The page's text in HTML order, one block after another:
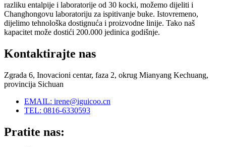
razliku entalpije i laboratorije od 30 kocki, možemo dijeliti i
Changhongovu laboratoriju za ispitivanje buke. Istovremeno,
dijelimo tehnološka dostignuća i proizvodne linije. Tako naš
kapacitet može dostići 200.000 jedinica godišnje.
Kontaktirajte nas
Zgrada 6, Inovacioni centar, faza 2, okrug Mianyang Kechuang,
provincija Sichuan
EMAIL: irene@iguicoo.cn
TEL: 0816-6330593
Pratite nas: